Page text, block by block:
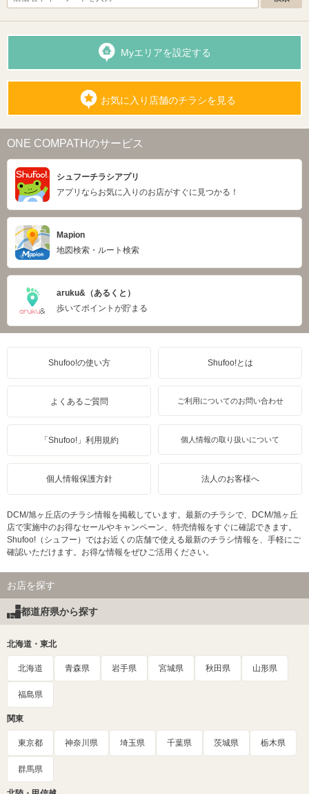
Myエリアを設定する
お気に入り店舗のチラシを見る
ONE COMPATHのサービス
シュフーチラシアプリ
アプリならお気に入りのお店がすぐに見つかる！
Mapion
地図検索・ルート検索
aruku&（あるくと）
歩いてポイントが貯まる
Shufoo!の使い方 Shufoo!とは
よくあるご質問 ご利用についてのお問い合わせ
「Shufoo!」利用規約 個人情報の取り扱いについて
個人情報保護方針 法人のお客様へ
DCM/旭ヶ丘店のチラシ情報を掲載しています。最新のチラシで、DCM/旭ヶ丘
店で実施中のお得なセールやキャンペーン、特売情報をすぐに確認できます。
Shufoo!（シュフー）ではお近くの店舗で使える最新のチラシ情報を、手軽にご
確認いただけます。お得な情報をぜひご活用ください。
お店を探す
都道府県から探す
北海道・東北
北海道 青森県 岩手県 宮城県 秋田県 山形県
福島県
関東
東京都 神奈川県 埼玉県 千葉県 茨城県 栃木県
群馬県